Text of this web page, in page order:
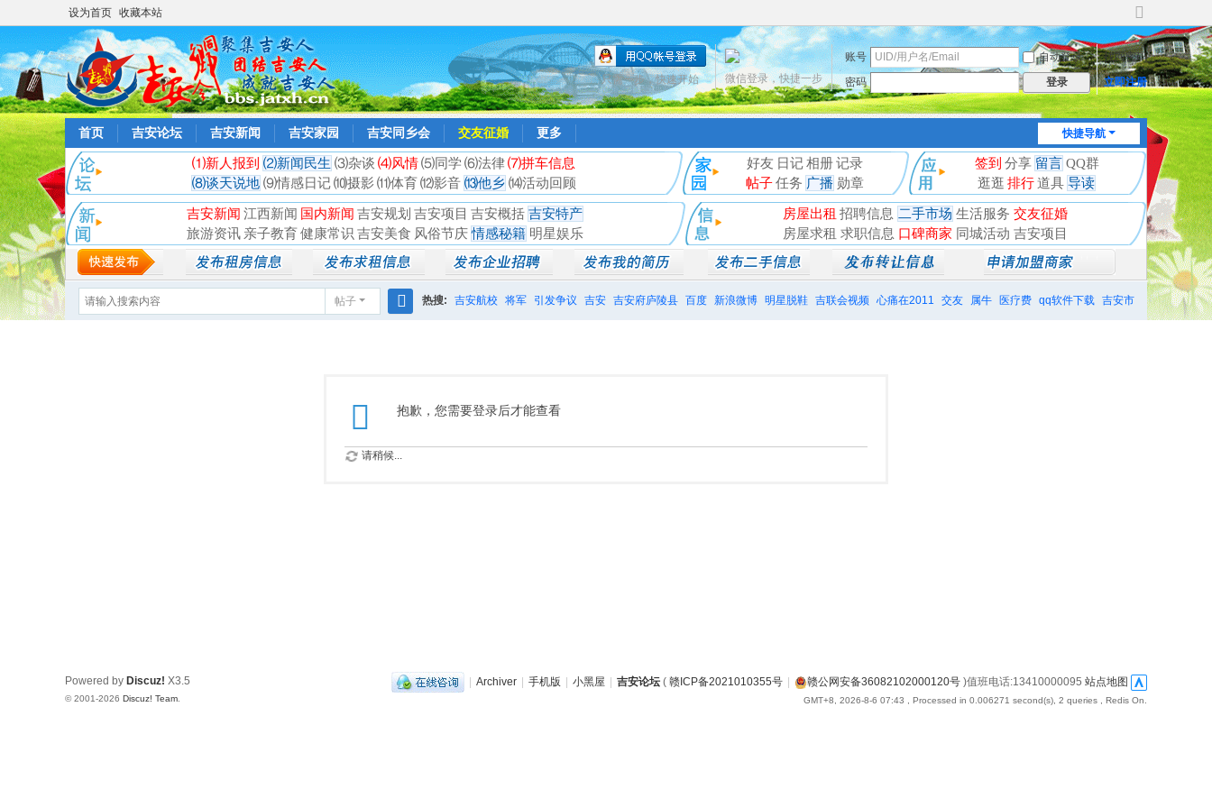
设为首页 收藏本站
切
换
到
宽
版
账号 自动登录
找回密码
密码
登录 立即注册
微信登录，快捷一步
只需一步，快速开始
快捷导航
首页 吉安论坛 吉安新闻 吉安家园 吉安同乡会 交友征婚 更多
⑴新人报到 ⑵新闻民生 ⑶杂谈 ⑷风情 ⑸同学 ⑹法律 ⑺拼车信息
⑻谈天说地 ⑼情感日记 ⑽摄影 ⑾体育 ⑿影音 ⒀他乡 ⒁活动回顾
好友 日记相册记录
帖子任务 广播 勋章
签到 分享 留言 QQ群
逛逛 排行道具 导读
吉安新闻 江西新闻 国内新闻 吉安规划 吉安项目 吉安概括 吉安特产
旅游资讯 亲子教育 健康常识 吉安美食 风俗节庆 情感秘籍 明星娱乐
房屋出租 招聘信息 二手市场 生活服务 交友征婚
房屋求租 求职信息 口碑商家 同城活动 吉安项目
帖子 热搜: 吉安航校 将军 引发争议 吉安 吉安府庐陵县 百度 新浪微博 明星脱鞋 吉联会视频 心痛在2011 交友 属牛 医疗费 qq软件下载 吉安市
抱歉，您需要登录后才能查看
请稍候...
| Archiver | 手机版 | 小黑屋 | 吉安论坛 ( 赣ICP备2021010355号 | 赣公网安备36082102000120号 )值班电话:13410000095 站点地图
GMT+8, 2026-8-6 07:43 , Processed in 0.006271 second(s), 2 queries , Redis On.
Powered by Discuz! X3.5
© 2001-2026 Discuz! Team